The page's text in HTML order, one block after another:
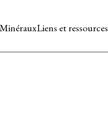
MinérauxLiens et ressources